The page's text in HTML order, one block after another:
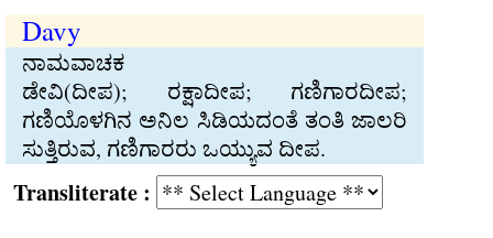
Davy
ನಾಮವಾಚಕ
ಡೇವಿ(ದೀಪ); ರಕ್ಷಾದೀಪ; ಗಣಿಗಾರದೀಪ;
ಗಣಿಯೊಳಗಿನ ಅನಿಲ ಸಿಡಿಯದಂತೆ ತಂತಿ ಜಾಲರಿ
ಸುತ್ತಿರುವ, ಗಣಿಗಾರರು ಒಯ್ಯುವ ದೀಪ.
: